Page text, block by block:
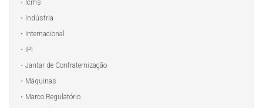
Icms
Indústria
Internacional
IPI
Jantar de Confraternização
Máquinas
Marco Regulatório